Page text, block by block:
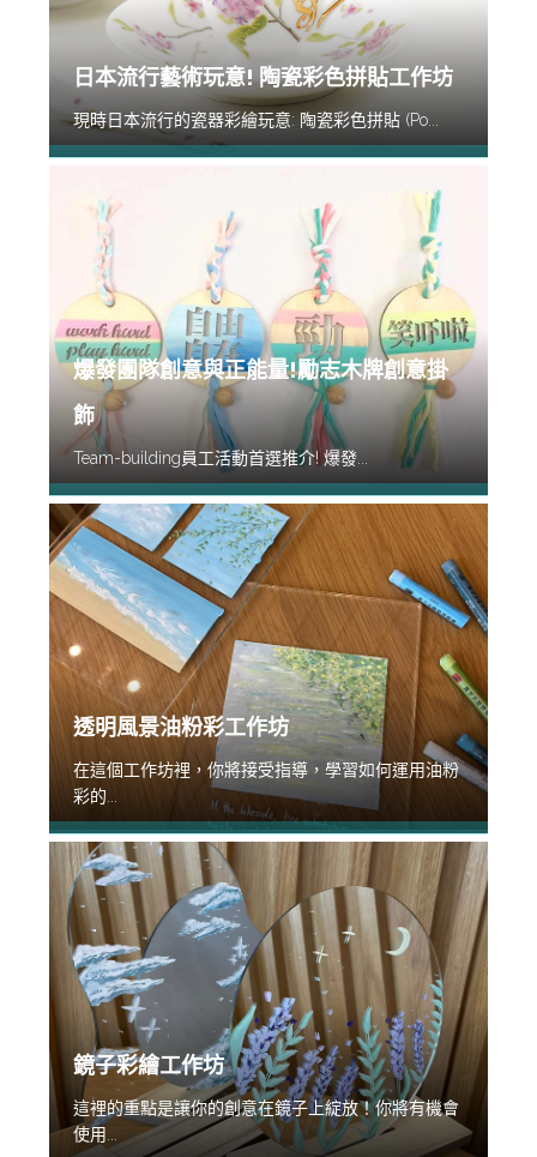
日本流行藝術玩意! 陶瓷彩色拼貼工作坊
現時日本流行的瓷器彩繪玩意: 陶瓷彩色拼貼 (Po...
爆發團隊創意與正能量!勵志木牌創意掛
飾
Team-building員工活動首選推介! 爆發...
透明風景油粉彩工作坊
在這個工作坊裡，你將接受指導，學習如何運用油粉
彩的...
鏡子彩繪工作坊
這裡的重點是讓你的創意在鏡子上綻放！你將有機會
使用...